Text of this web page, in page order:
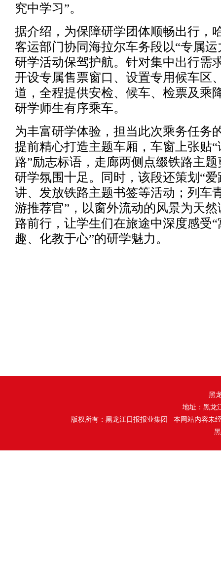
究中学习”。
据介绍，为保障研学团体顺畅出行，
客运部门协同海拉尔车务段以“专属
研学活动保驾护航。针对集中出行需
开设专属售票窗口、设置专用候车区
道，全程提供安检、候车、检票及乘
研学师生有序乘车。
为丰富研学体验，担当此次乘务任务
提前精心打造主题车厢，车窗上张贴
路”励志标语，走廊两侧点缀铁路主
研学氛围十足。同时，该段还策划“
讲、发放铁路主题书签等活动；列车
游推荐官”，以窗外流动的风景为天
路前行，让学生们在旅途中深度感受
趣、化教于心”的研学魅力。
黑
地址：黑龙
版权所有：黑龙江日报报业集团 本网站内容未